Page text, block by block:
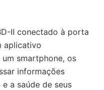
II conectado à porta
aplicativo
smartphone, os
informações
a saúde de seus